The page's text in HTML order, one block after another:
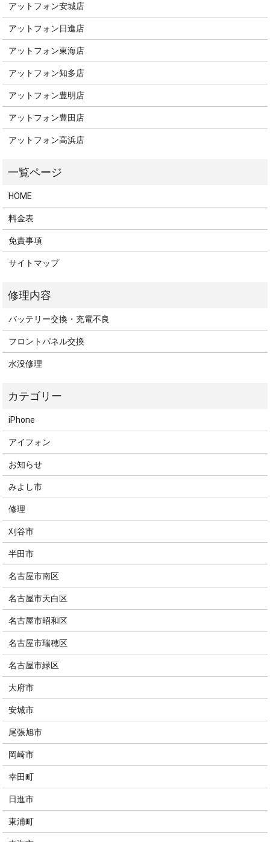
アットフォン安城店
アットフォン日進店
アットフォン東海店
アットフォン知多店
アットフォン豊明店
アットフォン豊田店
アットフォン高浜店
HOME
料金表
免責事項
サイトマップ
バッテリー交換・充電不良
フロントパネル交換
水没修理
iPhone
アイフォン
お知らせ
みよし市
修理
刈谷市
半田市
名古屋市南区
名古屋市天白区
名古屋市昭和区
名古屋市瑞穂区
名古屋市緑区
大府市
安城市
尾張旭市
岡崎市
幸田町
日進市
東浦町